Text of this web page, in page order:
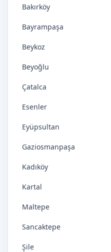
Bakırköy
Bayrampaşa
Beykoz
Beyoğlu
Çatalca
Esenler
Eyüpsultan
Gaziosmanpaşa
Kadıköy
Kartal
Maltepe
Sancaktepe
Şile